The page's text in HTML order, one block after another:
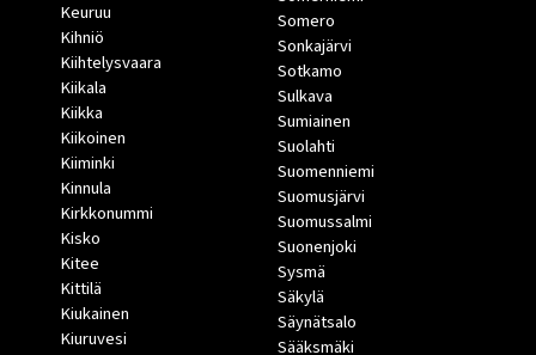
Keuruu
Kihniö
Kiihtelysvaara
Kiikala
Kiikka
Kiikoinen
Kiiminki
Kinnula
Kirkkonummi
Kisko
Kitee
Kittilä
Kiukainen
Kiuruvesi
Somero
Sonkajärvi
Sotkamo
Sulkava
Sumiainen
Suolahti
Suomenniemi
Suomusjärvi
Suomussalmi
Suonenjoki
Sysmä
Säkylä
Säynätsalo
Sääksmäki